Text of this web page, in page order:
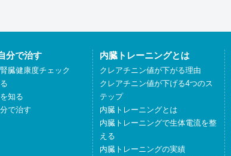
分で治す
臓健康度チェック
知る
で治す
内臓トレーニングとは
クレアチニン値が下がる理由
クレアチニン値が下げる4つのス
テップ
内臓トレーニングとは
内臓トレーニングで生体電流を整
える
内臓トレーニングの実績